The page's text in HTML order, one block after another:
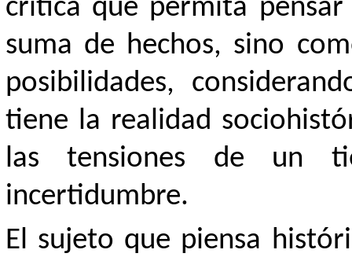
crítica que permita
suma de hechos, sino
posibilidades,
tiene la realidad
las tensiones de un
incertidumbre.
El sujeto que piensa